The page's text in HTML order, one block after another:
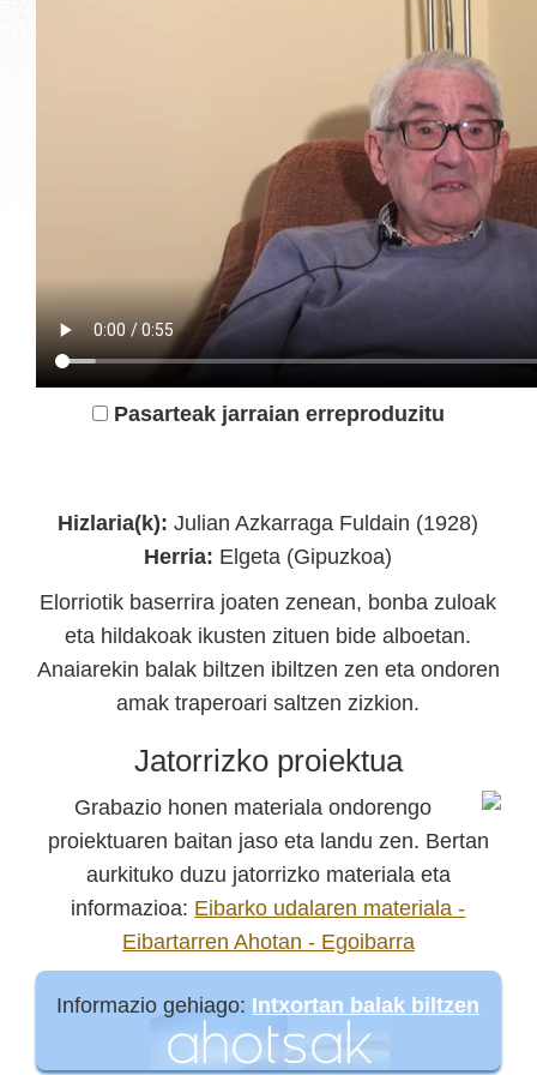
Pasarteak jarraian erreproduzitu
Hizlaria(k): Julian Azkarraga Fuldain (1928)
Herria: Elgeta (Gipuzkoa)
Elorriotik baserrira joaten zenean, bonba zuloak
eta hildakoak ikusten zituen bide alboetan.
Anaiarekin balak biltzen ibiltzen zen eta ondoren
amak traperoari saltzen zizkion.
Jatorrizko proiektua
Grabazio honen materiala ondorengo
proiektuaren baitan jaso eta landu zen. Bertan
aurkituko duzu jatorrizko materiala eta
informazioa: Eibarko udalaren materiala -
Eibartarren Ahotan - Egoibarra
Informazio gehiago: Intxortan balak biltzen